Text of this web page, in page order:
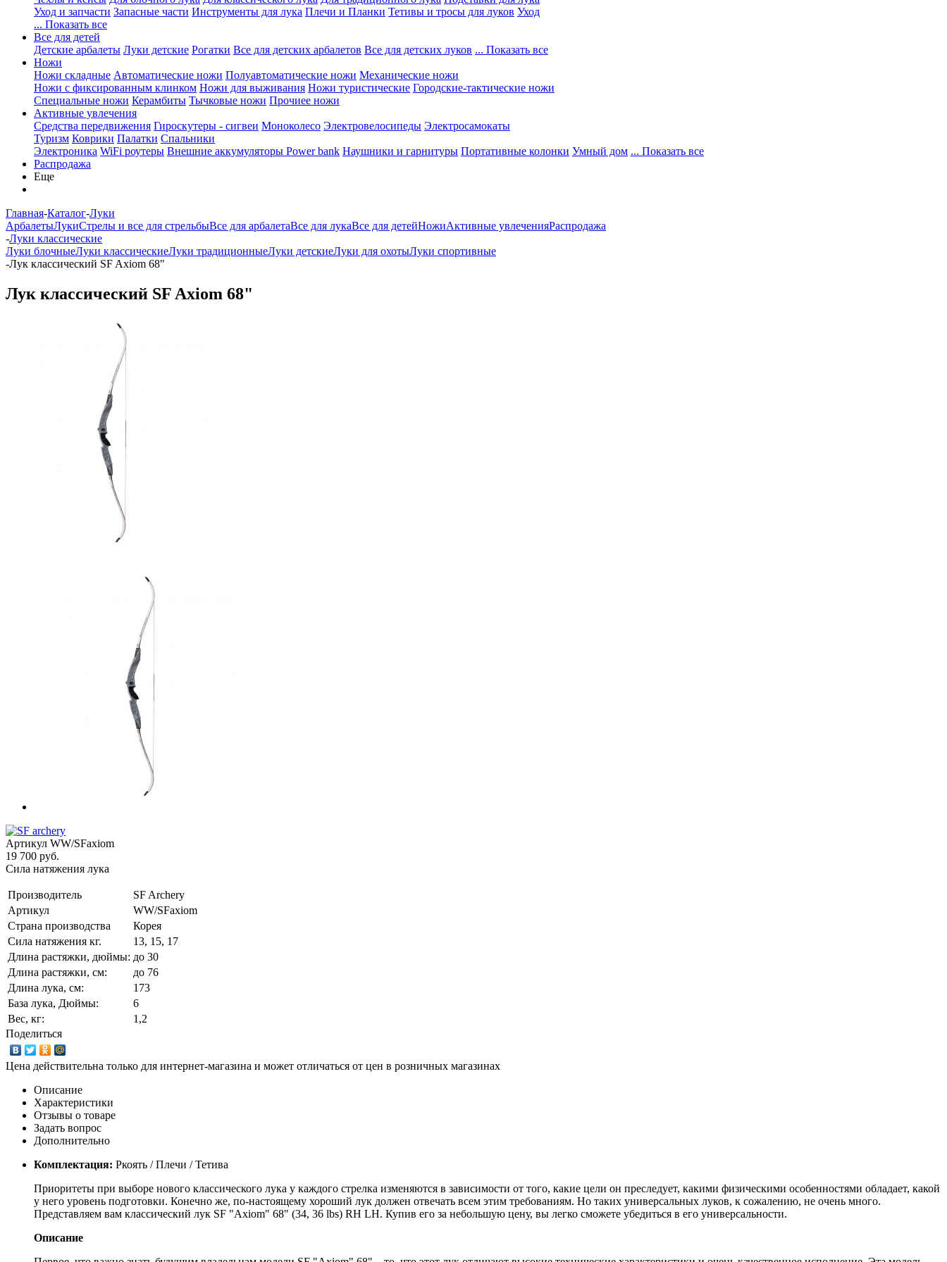
Уход и запчасти Запасные части Инструменты для лука Плечи и Планки Тетивы и тросы для луков Уход
... Показать все
Все для детей
Детские арбалеты Луки детские Рогатки Все для детских арбалетов Все для детских луков ... Показать все
Ножи
Ножи складные Автоматические ножи Полуавтоматические ножи Механические ножи
Ножи с фиксированным клинком Ножи для выживания Ножи туристические Городские-тактические ножи
Специальные ножи Керамбиты Тычковые ножи Прочиее ножи
Активные увлечения
Средства передвижения Гироскутеры - сигвеи Моноколесо Электровелосипеды Электросамокаты
Туризм Коврики Палатки Спальники
Электроника WiFi роутеры Внешние аккумуляторы Power bank Наушники и гарнитуры Портативные колонки Умный дом ... Показать все
Распродажа
Еще
Главная-Каталог-Луки
АрбалетыЛукиСтрелы и все для стрельбыВсе для арбалетаВсе для лукаВсе для детейНожиАктивные увлеченияРаспродажа
-Луки классические
Луки блочныеЛуки классическиеЛуки традиционныеЛуки детскиеЛуки для охотыЛуки спортивные
-Лук классический SF Axiom 68"
Лук классический SF Axiom 68"
Артикул WW/SFaxiom
19 700 руб.
Сила натяжения лука
Производитель
SF Archery
Артикул
WW/SFaxiom
Страна производства
Корея
Сила натяжения кг.
13, 15, 17
Длина растяжки, дюймы: до 30
Длина растяжки, cм:
до 76
Длина лука, см:
173
База лука, Дюймы:
6
Вес, кг:
1,2
Поделиться
Цена действительна только для интернет-магазина и может отличаться от цен в розничных магазинах
Описание
Характеристики
Отзывы о товаре
Задать вопрос
Дополнительно
Комплектация: Ркоять / Плечи / Тетива
Приоритеты при выборе нового классического лука у каждого стрелка изменяются в зависимости от того, какие цели он преследует, какими физическими особенностями обладает, какой
у него уровень подготовки. Конечно же, по-настоящему хороший лук должен отвечать всем этим требованиям. Но таких универсальных луков, к сожалению, не очень много.
Представляем вам классический лук SF "Axiom" 68" (34, 36 lbs) RH LH. Купив его за небольшую цену, вы легко сможете убедиться в его универсальности.
Описание